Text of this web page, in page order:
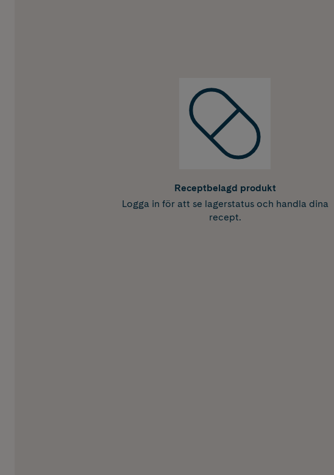
Receptbelagd produkt
Logga in för att se lagerstatus och handla dina
recept.